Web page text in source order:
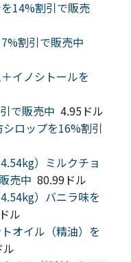
14%割引で販売
割引で販売中
イノシトールを
で販売中 4.95ドル
ロップを16%割引
）ミルクチョ
売中 80.99ドル
）バニラ味を
ル
オイル（精油）を
ル